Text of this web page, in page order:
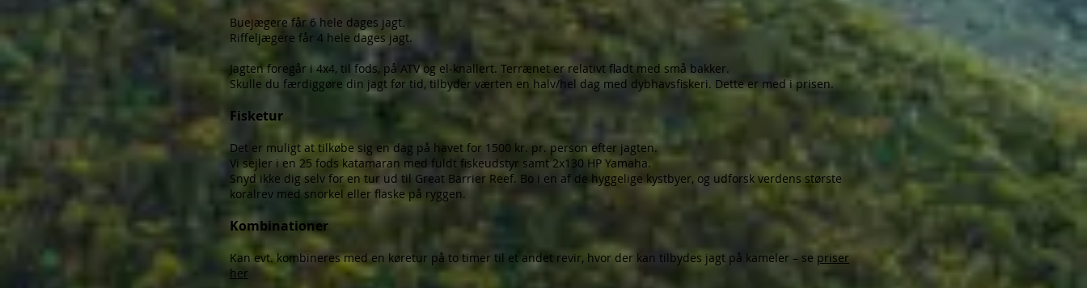
Buejægere får 6 hele dages jagt.
Riffeljægere får 4 hele dages jagt.
Jagten foregår i 4x4, til fods, på ATV og el-knallert. Terrænet er relativt fladt med små bakker.
Skulle du færdiggøre din jagt før tid, tilbyder værten en halv/hel dag med dybhavsfiskeri. Dette er med i prisen.
Fisketur
Det er muligt at tilkøbe sig en dag på havet for 1500 kr. pr. person efter jagten.
Vi sejler i en 25 fods katamaran med fuldt fiskeudstyr samt 2x130 HP Yamaha.
Snyd ikke dig selv for en tur ud til Great Barrier Reef. Bo i en af de hyggelige kystbyer, og udforsk verdens største
koralrev med snorkel eller flaske på ryggen.
Kombinationer
Kan evt. kombineres med en køretur på to timer til et andet revir, hvor der kan tilbydes jagt på kameler – se priser
her